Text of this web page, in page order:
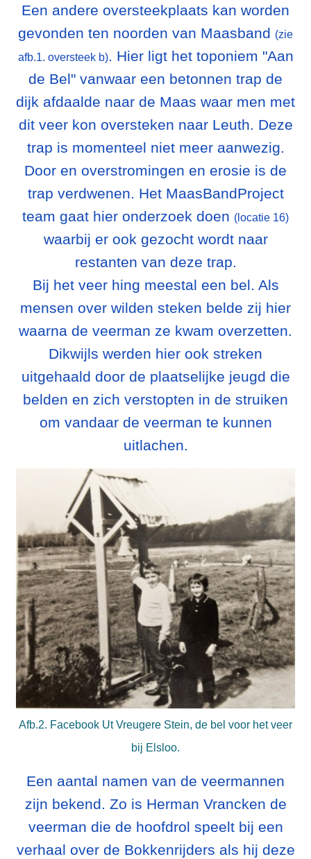
Een andere oversteekplaats kan worden
gevonden ten noorden van Maasband (zie
afb.1. oversteek b). Hier ligt het toponiem "Aan
de Bel" vanwaar een betonnen trap de
dijk afdaalde naar de Maas waar men met
dit veer kon oversteken naar Leuth. Deze
trap is momenteel niet meer aanwezig.
Door en overstromingen en erosie is de
trap verdwenen. Het MaasBandProject
team gaat hier onderzoek doen (locatie 16)
waarbij er ook gezocht wordt naar
restanten van deze trap.
Bij het veer hing meestal een bel. Als
mensen over wilden steken belde zij hier
waarna de veerman ze kwam overzetten.
Dikwijls werden hier ook streken
uitgehaald door de plaatselijke jeugd die
belden en zich verstopten in de struiken
om vandaar de veerman te kunnen
uitlachen.
Afb.2. Facebook Ut Vreugere Stein, de bel voor het veer
bij Elsloo.
Een aantal namen van de veermannen
zijn bekend. Zo is Herman Vrancken de
veerman die de hoofdrol speelt bij een
verhaal over de Bokkenrijders als hij deze